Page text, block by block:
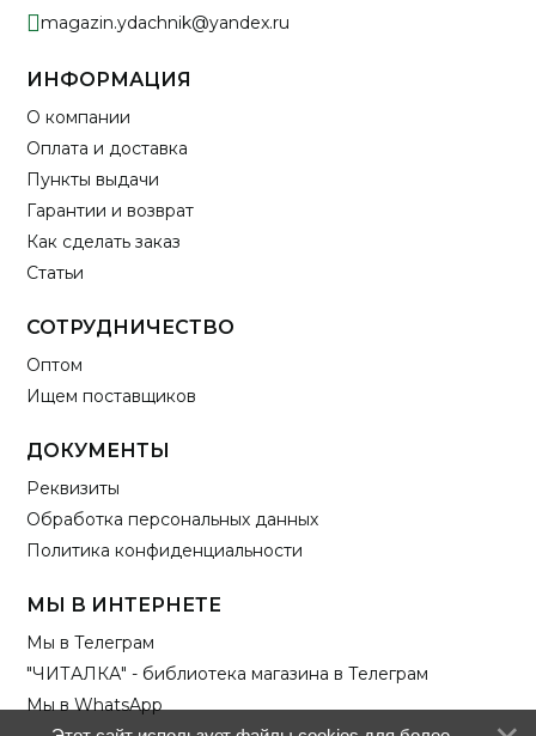
magazin.ydachnik@yandex.ru
ИНФОРМАЦИЯ
О компании
Оплата и доставка
Пункты выдачи
Гарантии и возврат
Как сделать заказ
Статьи
СОТРУДНИЧЕСТВО
Оптом
Ищем поставщиков
ДОКУМЕНТЫ
Реквизиты
Обработка персональных данных
Политика конфиденциальности
МЫ В ИНТЕРНЕТЕ
Мы в Телеграм
"ЧИТАЛКА" - библиотека магазина в Телеграм
Мы в WhatsApp